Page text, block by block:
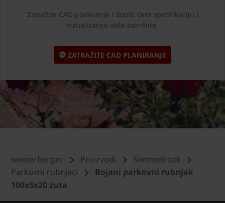
Zatražite CAD planiranje i dobiti ćete specifikaciju i
vizualizaciju vaše površine.
ZATRAŽITE CAD PLANIRANJE
wienerberger Proizvodi
Semmelrock
Parkovni rubnjaci
Bojani parkovni rubnjak
100x5x20 zuta